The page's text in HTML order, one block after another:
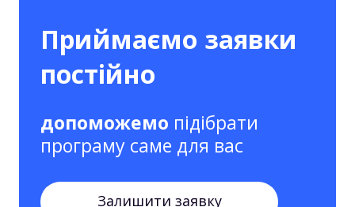
Приймаємо заявки
постійно
допоможемо підібрати
програму саме для вас
Залишити заявку